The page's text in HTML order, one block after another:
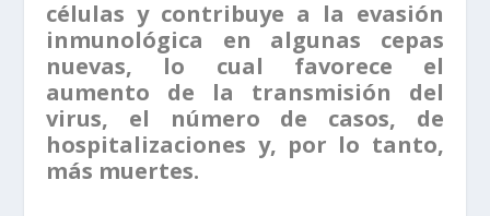
células y contribuye a la evasión
inmunológica en algunas cepas
nuevas, lo cual favorece el
aumento de la transmisión del
virus, el número de casos, de
hospitalizaciones y, por lo tanto,
más muertes.